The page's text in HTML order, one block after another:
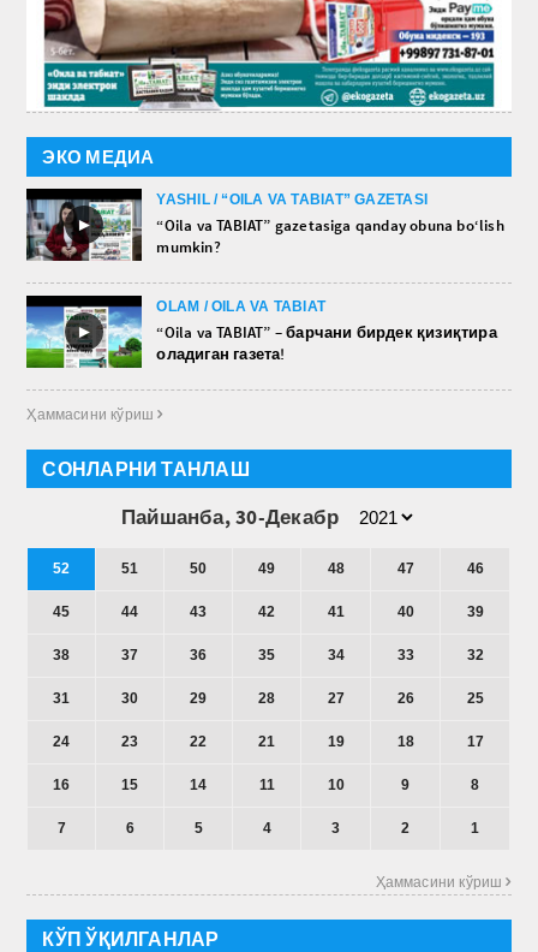
ЭКО МЕДИА
►
YASHIL / “OILA VA TABIAT” GAZETASI
“Oila va TABIAT” gazetasiga qanday obuna bo‘lish
mumkin?
►
OLAM / OILA VA TABIAT
“Oila va TABIAT” – барчани бирдек қизиқтира
оладиган газета!
Ҳаммасини кўриш 
СОНЛАРНИ ТАНЛАШ
Пайшанба, 30-Декабр
52 51 50 49 48 47 46
45 44 43 42 41 40 39
38 37 36 35 34 33 32
31 30 29 28 27 26 25
24 23 22 21 19 18 17
16 15 14 11 10 9 8
7 6 5 4 3 2 1
Ҳаммасини кўриш 
КЎП ЎҚИЛГАНЛАР